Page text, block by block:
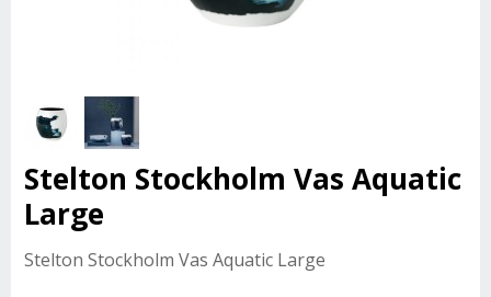
Stelton Stockholm Vas Aquatic
Large
Stelton Stockholm Vas Aquatic Large